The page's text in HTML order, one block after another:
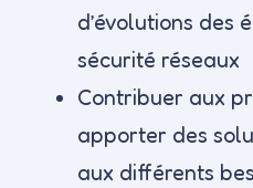
d’évolutions des
sécurité réseaux
Contribuer aux
apporter des
aux différents